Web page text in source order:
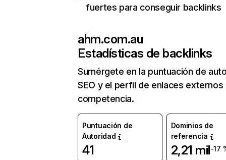
fuertes para conseguir backlinks
ahm.com.au
Estadísticas de backlinks
Sumérgete en la puntuación de
SEO y el perfil de enlaces externos
competencia.
Puntuación de
Autoridad
41
Dominios de
referencia
2,21 mil-17